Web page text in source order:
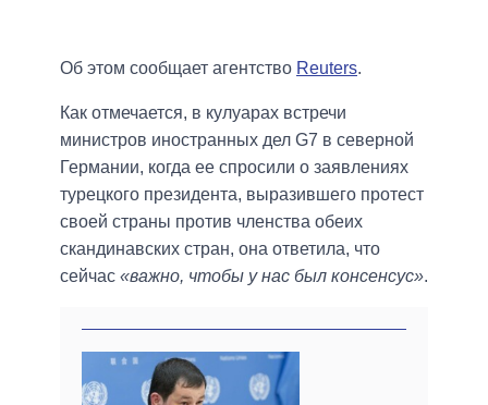
Об этом сообщает агентство Reuters.
Как отмечается, в кулуарах встречи
министров иностранных дел G7 в северной
Германии, когда ее спросили о заявлениях
турецкого президента, выразившего протест
своей страны против членства обеих
скандинавских стран, она ответила, что
сейчас «важно, чтобы у нас был консенсус».